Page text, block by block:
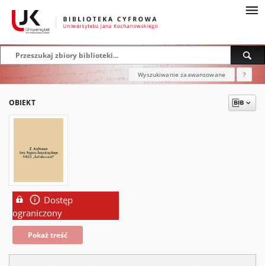
Wyszukiwanie zaawansowane ?
OBIEKT
Dostęp
ograniczony
Pokaż treść